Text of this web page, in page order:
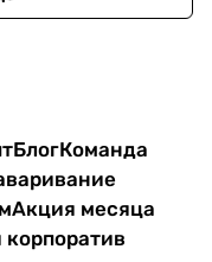
БлогКоманда
Акция месяца